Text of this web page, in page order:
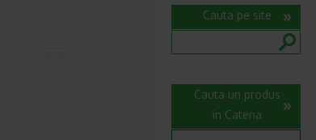
Cauta pe site
Cauta un produs
in Catena